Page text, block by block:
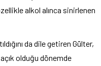
alkol alınca sinirlenen
da dile getiren Gülter,
açık olduğu dönemde